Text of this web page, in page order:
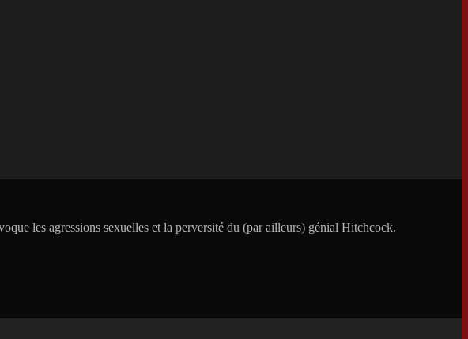
les agressions sexuelles et la perversité du (par ailleurs) génial Hitchcock.